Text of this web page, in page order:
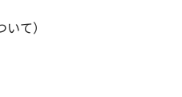
て）